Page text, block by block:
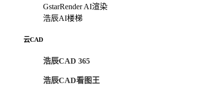
GstarRender AI渲染
浩辰AI楼梯
云CAD
浩辰CAD 365
浩辰CAD看图王